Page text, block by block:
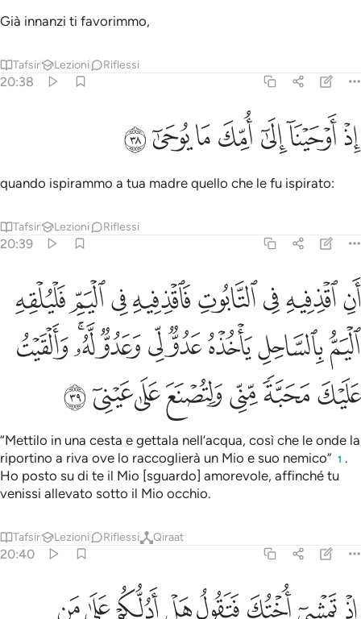
Già innanzi ti favorimmo,
Tafsir Lezioni Riflessi
20:38
اذ اوحينا الى امك ما يوحى ٣٨
إِذْ أَوْحَيْنَآ إِلَىٰٓ أُمِّكَ مَا يُوحَىٰٓ ٣٨
ﱁﱂﱃﱄﱅﱆﱇ
quando ispirammo a tua madre quello che le fu ispirato:
Tafsir Lezioni Riflessi
20:39
ان اقذفيه في التابوت فاقذفيه في اليم فليلقه اليم بالساحل ياخذه
أَنِ ٱقْذِفِيهِ فِى ٱلتَّابُوتِ فَٱقْذِفِيهِ فِى ٱلْيَمِّ فَلْيُلْقِهِ ٱلْيَمُّ
ﱈﱉﱊﱋﱌﱍﱎﱏ
ﱐﱑﱒﱓﱔﱕﱖﱗﱘ
ﱙﱚﱛﱜﱝﱞﱟ
“Mettilo in una cesta e gettala nell’acqua, così che le onde la
riportino a riva ove lo raccoglierà un Mio e suo nemico” 1 .
Ho posto su di te il Mio [sguardo] amorevole, affinché tu
venissi allevato sotto il Mio occhio.
Tafsir Lezioni Riflessi Qiraat
20:40
اذ تمشي اختك فتقول هل ادلكم على من يكفله فرجعناك الى امك كي
إِذْ تَمْشِىٓ أُخْتُكَ فَتَقُولُ هَلْ أَدُلُّكُمْ عَلَىٰ مَن يَكْفُلُهُۥ ۖ فَرَجَعْنَـٰكَ إِلَىٰٓ